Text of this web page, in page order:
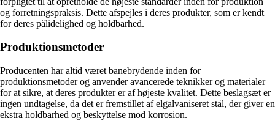
og forretningspraksis. Dette afspejles i deres produkter, som er kendt
for deres pålidelighed og holdbarhed.
Produktionsmetoder
Producenten har altid været banebrydende inden for
produktionsmetoder og anvender avancerede teknikker og materialer
for at sikre, at deres produkter er af højeste kvalitet. Dette beslagsæt er
ingen undtagelse, da det er fremstillet af elgalvaniseret stål, der giver en
ekstra holdbarhed og beskyttelse mod korrosion.